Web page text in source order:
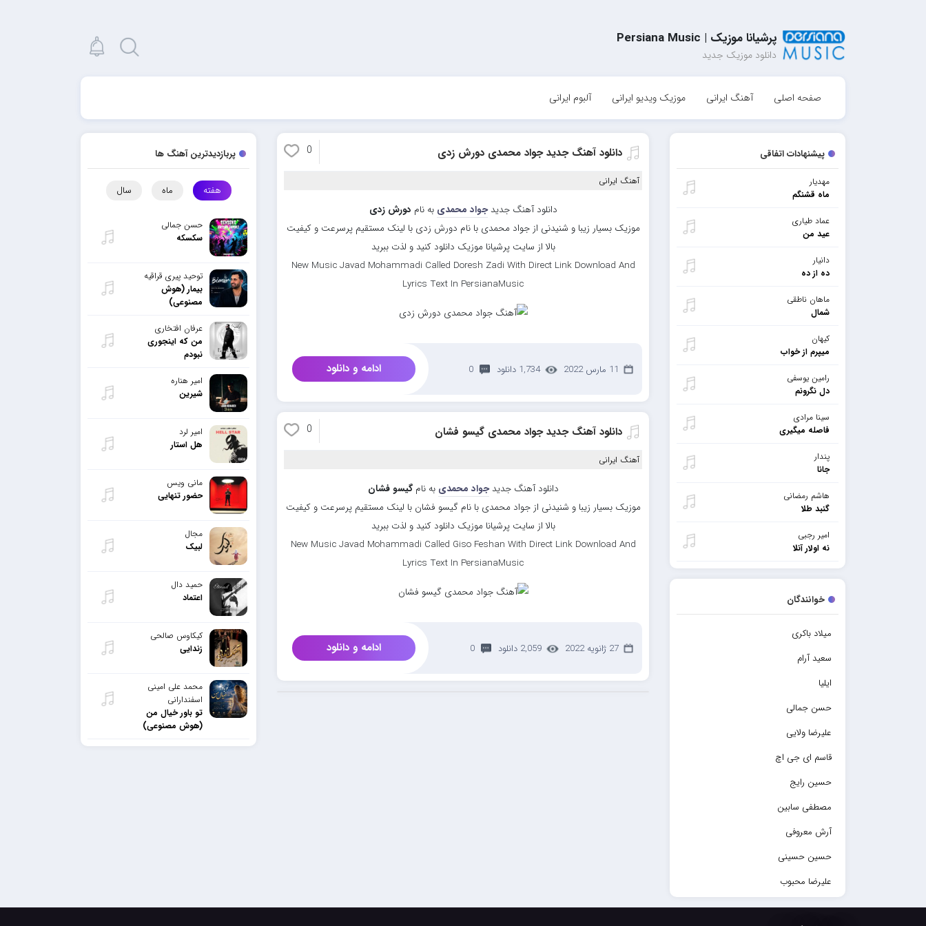
پرشیانا موزیک | Persiana Music
دانلود موزیک جدید
صفحه اصلی آهنگ ایرانی موزیک ویدیو ایرانی آلبوم ایرانی
پیشنهادات اتفاقی
مهدیار
ماه قشنگم
عماد طیاری
عید من
دانیار
ده از ده
ماهان ناطقی
شمال
کیهان
میپرم از خواب
رامین یوسفی
دل نگرونم
سینا مرادی
فاصله میگیری
پندار
جانا
هاشم رمضانی
گنبد طلا
امیر رجبی
نه اولار آنلا
خوانندگان
میلاد باکری
سعید آرام
ایلیا
حسن جمالی
علیرضا ولایی
قاسم ای جی اچ
حسین رایج
مصطفی سابین
آرش معروفی
حسین حسینی
علیرضا محبوب
حسین حصارکی
دانلود آهنگ جدید جواد محمدی دورش زدی 0
آهنگ ایرانی
دانلود آهنگ جدیدجواد محمدی به نام دورش زدی
موزیک بسیار زیبا و شنیدنی از جواد محمدی با نام دورش زدی با لینک مستقیم پرسرعت و کیفیت
بالا از سایت پرشیانا موزیک دانلود کنید و لذت ببرید
New Music Javad Mohammadi Called Doresh Zadi With Direct Link Download And
Lyrics Text In PersianaMusic
11 مارس 2022 1,734 دانلود 0 ادامه و دانلود
دانلود آهنگ جدید جواد محمدی گیسو فشان 0
آهنگ ایرانی
دانلود آهنگ جدیدجواد محمدی به نامگیسو فشان
موزیک بسیار زیبا و شنیدنی از جواد محمدی با نام گیسو فشان با لینک مستقیم پرسرعت و کیفیت
بالا از سایت پرشیانا موزیک دانلود کنید و لذت ببرید
New Music Javad Mohammadi Called Giso Feshan With Direct Link Download And
Lyrics Text In PersianaMusic
27 ژانویه 2022 2,059 دانلود 0 ادامه و دانلود
پربازدیدترین آهنگ ها
هفته ماه سال
حسن جمالی
سکسکه
توحید پیری قراقیه
بیمار (هوش
مصنوعی)
عرفان افتخاری
من که اینجوری
نبودم
امیر هناره
شیرین
امیر لرد
هل استار
مانی ویس
حضور تنهایی
مجال
لبیک
حمید دال
اعتماد
کیکاوس صالحی
زندایی
محمد علی امینی
اسفندارانی
تو باور خیال من
(هوش مصنوعی)